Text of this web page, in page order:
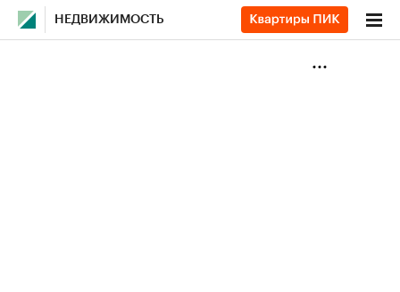
НЕДВИЖИМОСТЬ